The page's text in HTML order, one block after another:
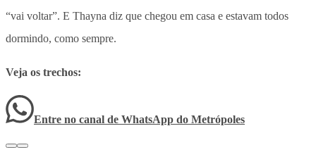
“vai voltar”. E Thayna diz que chegou em casa e estavam todos
dormindo, como sempre.
Veja os trechos:
Entre no canal de WhatsApp do Metrópoles